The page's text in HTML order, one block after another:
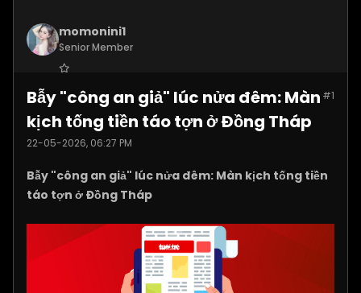
momonini1
Senior Member
Posts:5399 #1
Bẫy "công an giả" lúc nửa đêm: Màn
kịch tống tiền táo tợn ở Đồng Tháp
22-05-2026, 06:27 PM
Bẫy "công an giả" lúc nửa đêm: Màn kịch tống tiền
táo tợn ở Đồng Tháp